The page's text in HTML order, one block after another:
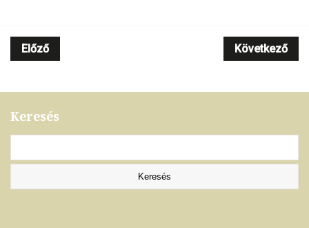
Előző Következő
Keresés